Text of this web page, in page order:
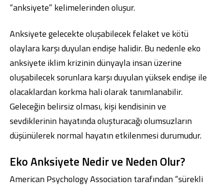
“anksiyete” kelimelerinden oluşur.
Anksiyete gelecekte oluşabilecek felaket ve kötü
olaylara karşı duyulan endişe halidir. Bu nedenle eko
anksiyete iklim krizinin dünyayla insan üzerine
oluşabilecek sorunlara karşı duyulan yüksek endişe ile
olacaklardan korkma hali olarak tanımlanabilir.
Geleceğin belirsiz olması, kişi kendisinin ve
sevdiklerinin hayatında oluşturacağı olumsuzların
düşünülerek normal hayatın etkilenmesi durumudur.
Eko Anksiyete Nedir ve Neden Olur?
American Psychology Association tarafından “sürekli